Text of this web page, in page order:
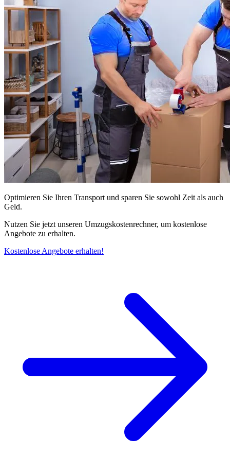
Optimieren Sie Ihren Transport und sparen Sie sowohl Zeit als auch
Geld.
Nutzen Sie jetzt unseren Umzugskostenrechner, um kostenlose
Angebote zu erhalten.
Kostenlose Angebote erhalten!